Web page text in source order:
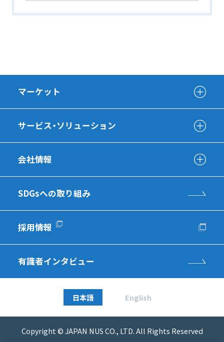
マーケット
サービス・ソリューション
会社情報
SDGsへの取り組み
採用情報
有識者インタビュー
日本語 English
Copyright © JAPAN NUS CO., LTD. All Rights Reserved